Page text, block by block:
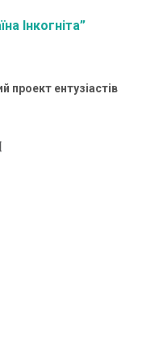
Інкогніта”
проект ентузіастів